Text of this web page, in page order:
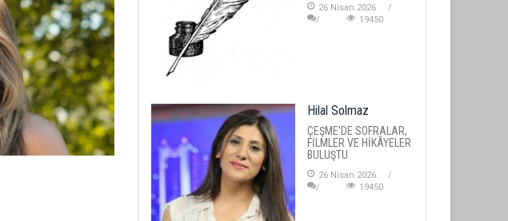
26 Nisan 2026
19450
Hilal Solmaz
ÇEŞME'DE SOFRALAR,
FİLMLER VE HİKÂYELER
BULUŞTU
26 Nisan 2026
19450